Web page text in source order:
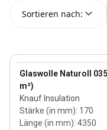
Sortieren nach:
Glaswolle Naturoll
m²)
Knauf Insulation
Stärke (in mm): 170
Länge (in mm): 4350
View product